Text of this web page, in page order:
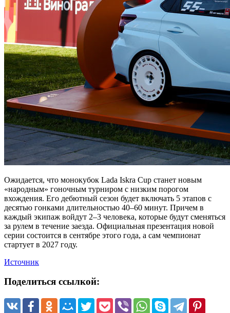
Ожидается, что монокубок Lada Iskra Cup станет новым
«народным» гоночным турниром с низким порогом
вхождения. Его дебютный сезон будет включать 5 этапов с
десятью гонками длительностью 40–60 минут. Причем в
каждый экипаж войдут 2–3 человека, которые будут сменяться
за рулем в течение заезда. Официальная презентация новой
серии состоится в сентябре этого года, а сам чемпионат
стартует в 2027 году.
Источник
Поделиться ссылкой: